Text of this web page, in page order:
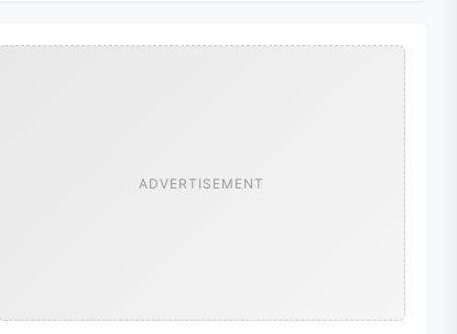
ADVERTISEMENT